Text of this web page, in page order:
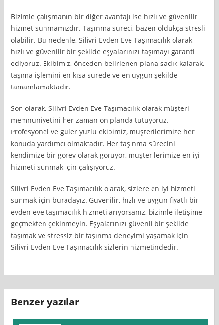
Bizimle çalışmanın bir diğer avantajı ise hızlı ve güvenilir
hizmet sunmamızdır. Taşınma süreci, bazen oldukça stresli
olabilir. Bu nedenle, Silivri Evden Eve Taşımacılık olarak
hızlı ve güvenilir bir şekilde eşyalarınızı taşımayı garanti
ediyoruz. Ekibimiz, önceden belirlenen plana sadık kalarak,
taşıma işlemini en kısa sürede ve en uygun şekilde
tamamlamaktadır.
Son olarak, Silivri Evden Eve Taşımacılık olarak müşteri
memnuniyetini her zaman ön planda tutuyoruz.
Profesyonel ve güler yüzlü ekibimiz, müşterilerimize her
konuda yardımcı olmaktadır. Her taşınma sürecini
kendimize bir görev olarak görüyor, müşterilerimize en iyi
hizmeti sunmak için çalışıyoruz.
Silivri Evden Eve Taşımacılık olarak, sizlere en iyi hizmeti
sunmak için buradayız. Güvenilir, hızlı ve uygun fiyatlı bir
evden eve taşımacılık hizmeti arıyorsanız, bizimle iletişime
geçmekten çekinmeyin. Eşyalarınızı güvenli bir şekilde
taşımak ve stressiz bir taşınma deneyimi yaşamak için
Silivri Evden Eve Taşımacılık sizlerin hizmetindedir.
Benzer yazılar